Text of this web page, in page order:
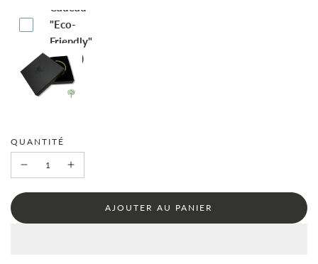
Cadeau
"Eco-
Friendly"
(€4.95)
QUANTITÉ
C
AJOUTER AU PANIER